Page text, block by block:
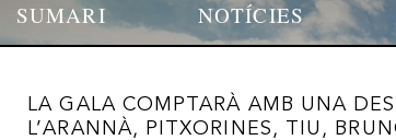
SUMARI NOTÍCIES
LA GALA COMPTARÀ AMB UNA
L’ARANNÀ, PITXORINES, TIU,